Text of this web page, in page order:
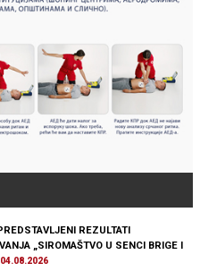
REZULTATI
„SIROMAŠTVO U SENCI BRIGE I
04.08.2026